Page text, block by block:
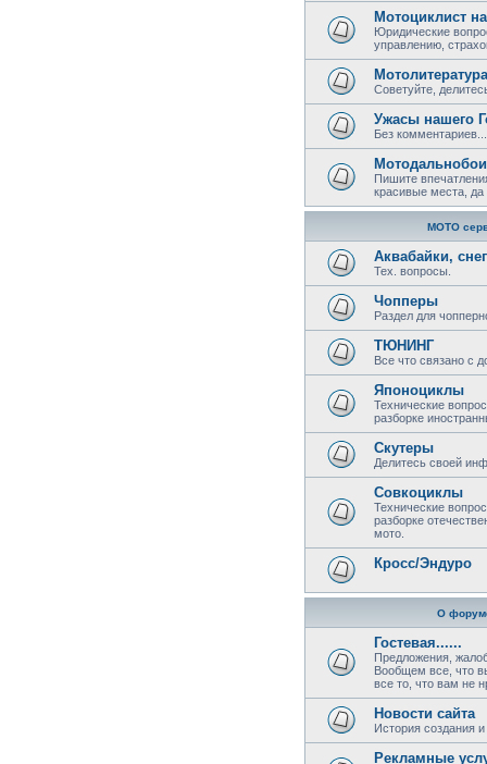
Мотоциклист
Юридические
управлению,
Мотолитература
Советуйте,
Ужасы нашего
Без комментариев...
Пишите
красивые места, да
МОТО
Аквабайки,
Тех. вопросы.
Чопперы
Раздел для
ТЮНИНГ
Все что связано с
Японоциклы
Технические
разборке
Скутеры
Делитесь своей
Совкоциклы
Технические
разборке
мото.
Кросс/Эндуро
О
Гостевая......
Предложения,
Вообщем все, что
все то, что вам не
Новости сайта
История создания и
Рекламные